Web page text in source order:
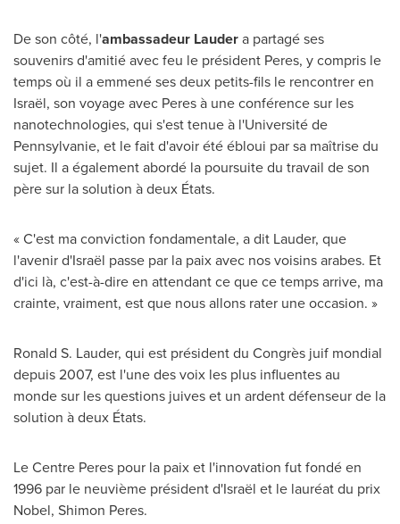
De son côté, l'ambassadeur Laudera partagé ses
souvenirs d'amitié avec feu le président Peres, y compris le
temps où il a emmené ses deux petits-fils le rencontrer en
Israël, son voyage avec Peres à une conférence sur les
nanotechnologies, qui s'est tenue à l'Université de
Pennsylvanie, et le fait d'avoir été ébloui par sa maîtrise du
sujet. Il a également abordé la poursuite du travail de son
père sur la solution à deux États.
« C'est ma conviction fondamentale, a dit Lauder, que
l'avenir d'Israël passe par la paix avec nos voisins arabes. Et
d'ici là, c'est-à-dire en attendant ce que ce temps arrive, ma
crainte, vraiment, est que nous allons rater une occasion. »
Ronald S. Lauder, qui est président du Congrès juif mondial
depuis2007, est l'une des voix les plus influentes au
monde sur les questions juives et un ardent défenseur de la
solution à deux États.
Le Centre Peres pour la paix et l'innovation fut fondé en
1996 par le neuvième président d'Israël et le lauréat du prix
Nobel, Shimon Peres.